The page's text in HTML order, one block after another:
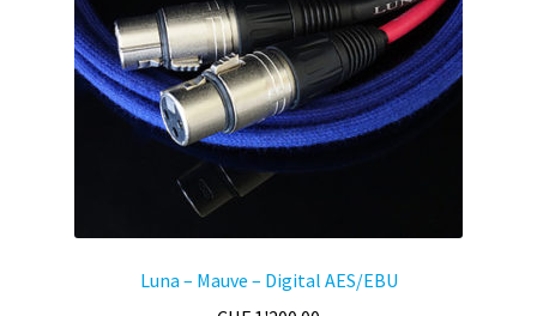
Luna – Mauve – Digital AES/EBU